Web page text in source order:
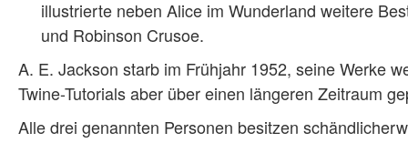
illustrierte neben Alice im Wunderland weitere
und Robinson Crusoe.
A. E. Jackson starb im Frühjahr 1952, seine Werke
Twine-Tutorials aber über einen längeren Zeitraum
Alle drei genannten Personen besitzen